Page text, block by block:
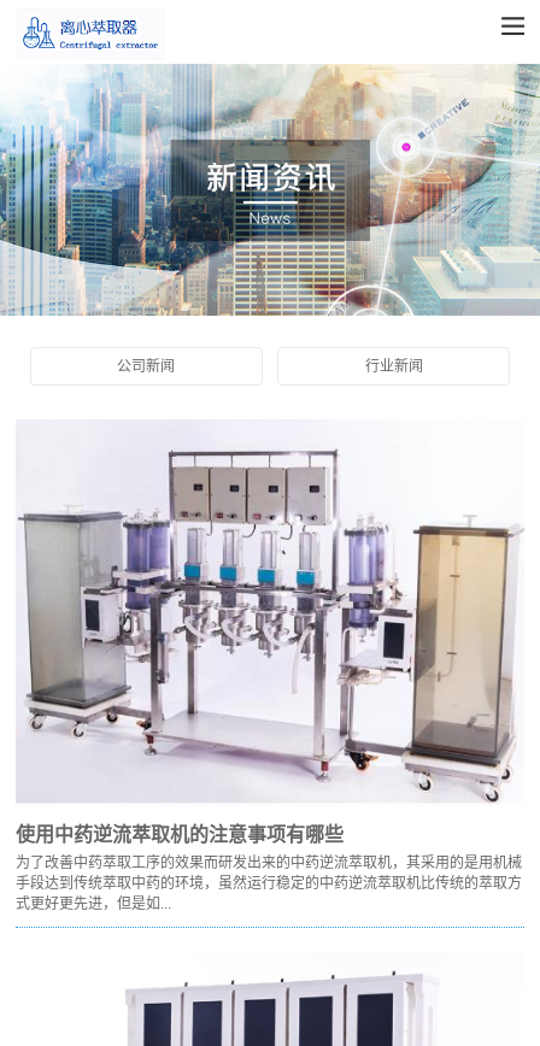
公司新闻 行业新闻
使用中药逆流萃取机的注意事项有哪些
为了改善中药萃取工序的效果而研发出来的中药逆流萃取机，其采用的是用机械
手段达到传统萃取中药的环境，虽然运行稳定的中药逆流萃取机比传统的萃取方
式更好更先进，但是如...